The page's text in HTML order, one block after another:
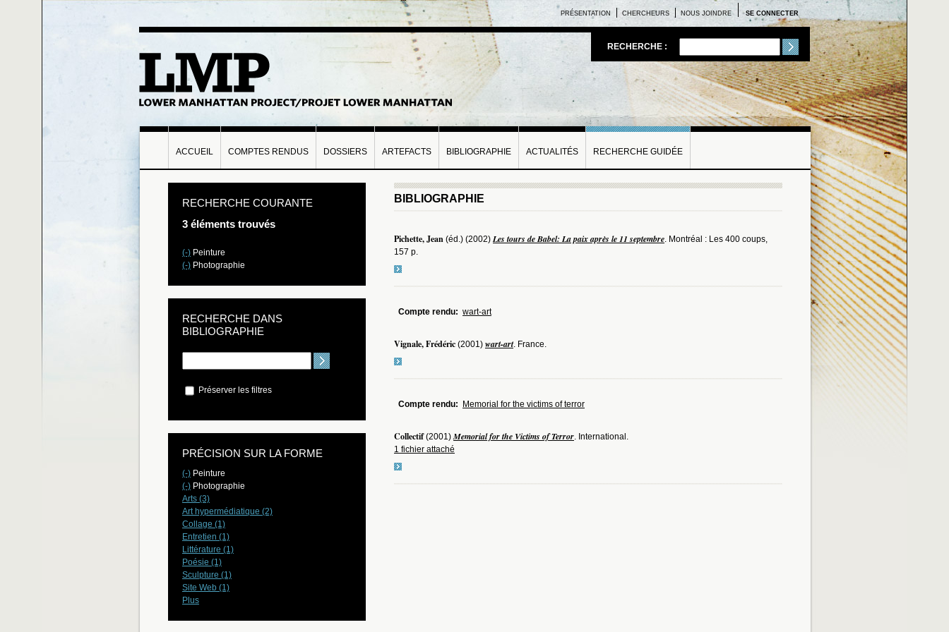
SE CONNECTER
PRÉSENTATION CHERCHEURS NOUS JOINDRE
RECHERCHE :
ACCUEIL COMPTES RENDUS DOSSIERS ARTEFACTS BIBLIOGRAPHIE ACTUALITÉS RECHERCHE GUIDÉE
BIBLIOGRAPHIE
Pichette, Jean (éd.) (2002) Les tours de Babel: La paix après le 11 septembre. Montréal : Les 400 coups,
157 p.
Compte rendu: wart-art
Vignale, Frédéric (2001) wart-art. France.
Compte rendu: Memorial for the victims of terror
Collectif(2001)Memorial for the Victims of Terror. International.
1 fichier attaché
RECHERCHE COURANTE
3 éléments trouvés
(-) Peinture
(-) Photographie
RECHERCHE DANS
BIBLIOGRAPHIE
Préserver les filtres
PRÉCISION SUR LA FORME
(-) Peinture
(-) Photographie
Arts (3)
Art hypermédiatique (2)
Collage (1)
Entretien (1)
Littérature (1)
Poésie (1)
Sculpture (1)
Site Web (1)
Plus